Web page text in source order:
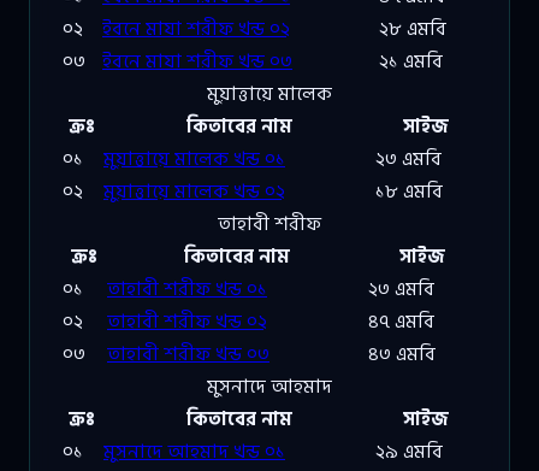
০২
ইবনে মাযা শরীফ খন্ড ০২
২৮ এমবি
০৩ ইবনে মাযা শরীফ খন্ড ০৩
২১ এমবি
মুয়াত্তায়ে মালেক
ক্রঃ
কিতাবের নাম
সাইজ
০১
মুয়াত্তায়ে মালেক খন্ড ০১
২৩ এমবি
০২
মুয়াত্তায়ে মালেক খন্ড ০২
১৮ এমবি
তাহাবী শরীফ
ক্রঃ
কিতাবের নাম
সাইজ
০১
তাহাবী শরীফ খন্ড ০১
২৩ এমবি
০২
তাহাবী শরীফ খন্ড ০২
৪৭ এমবি
০৩
তাহাবী শরীফ খন্ড ০৩
৪৩ এমবি
মুসনাদে আহমাদ
ক্রঃ
কিতাবের নাম
সাইজ
০১
মুসনাদে আহমাদ খন্ড ০১
২৯ এমবি